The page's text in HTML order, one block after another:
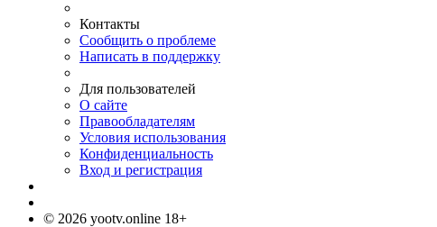
Контакты
Сообщить о проблеме
Написать в поддержку
Для пользователей
О сайте
Правообладателям
Условия использования
Конфиденциальность
Вход и регистрация
© 2026 yootv.online 18+